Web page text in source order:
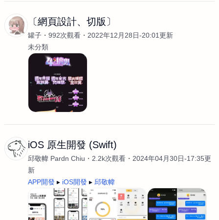
〔網頁設計、切版〕
罐子 992次觀看
2022年12月28日-20:01更新
未分類
iOS 原生開發 (Swift)
邱敬幃 Pardn Chiu 2.2k次觀看
2024年04月30日-17:35更
新
APP開發
iOS開發 邱敬幃